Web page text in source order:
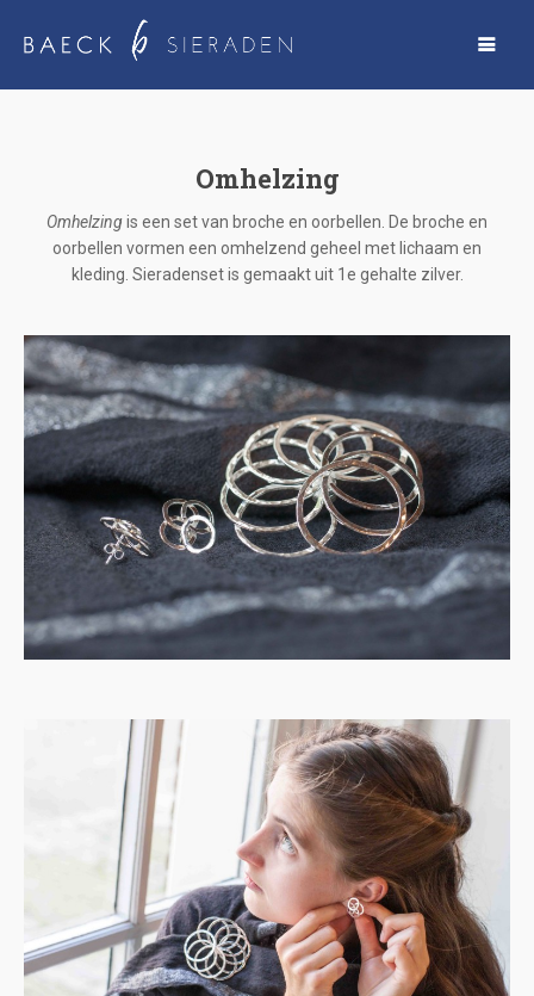
Omhelzing
Omhelzingis een set van broche en oorbellen. De broche en
oorbellen vormen een omhelzend geheel met lichaam en
kleding. Sieradenset is gemaakt uit 1e gehalte zilver.